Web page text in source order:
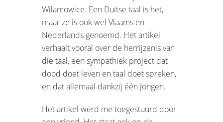
Wilamowice. Een Duitse taal is het,
maar ze is ook wel Vlaams en
Nederlands genoemd. Het artikel
verhaalt vooral over de herrijzenis van
die taal, een sympathiek project dat
dood doet leven en taal doet spreken,
en dat allemaal dankzij één jongen.
Het artikel werd me toegestuurd door